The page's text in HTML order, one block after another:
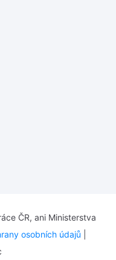
ČR, ani Ministerstva
osobních údajů